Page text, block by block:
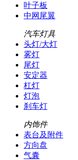
叶子板
中网尾翼
汽车灯具
头灯/大灯
雾灯
尾灯
安定器
杠灯
灯泡
刹车灯
内饰件
表台及附件
方向盘
气囊